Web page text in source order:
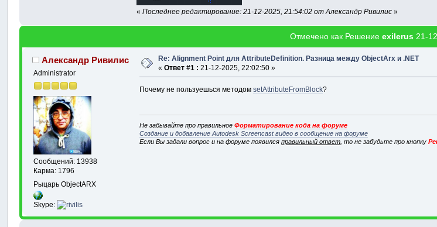
«Последнее редактирование: 21-12-2025, 21:54:02 от Александр Ривилис »
Отмечено как Решениеexilerus 21-
Александр Ривилис
Administrator
Сообщений: 13938
Карма: 1796
Рыцарь ObjectARX
Skype:
Re: Alignment Point для AttributeDefinition. Разница между ObjectArx и .NET
«Ответ #1 : 21-12-2025, 22:02:50 »
Почему не пользуешься методомsetAttributeFromBlock?
Не забывайте про правильноеФорматирование кода на форуме
Создание и добавление Autodesk Screencast видео в сообщение на форуме
Если Вы задали вопрос и на форуме появилсяправильный ответ , то не забудьте про кнопку